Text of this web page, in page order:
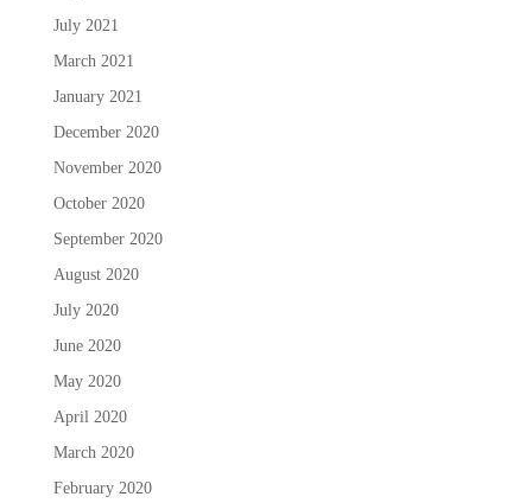
July 2021
March 2021
January 2021
December 2020
November 2020
October 2020
September 2020
August 2020
July 2020
June 2020
May 2020
April 2020
March 2020
February 2020